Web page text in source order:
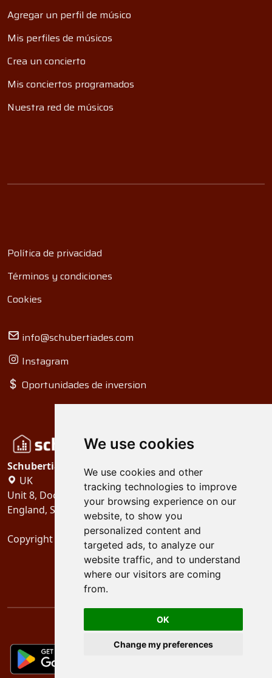
We use cookies
We use cookies and other
tracking technologies to improve
your browsing experience on our
website, to show you
personalized content and
targeted ads, to analyze our
website traffic, and to understand
where our visitors are coming
from.
OK
Change my preferences
Agregar un perfil de músico
Mis perfiles de músicos
Crea un concierto
Mis conciertos programados
Nuestra red de músicos
Política de privacidad
Términos y condiciones
Cookies
info@schubertiades.com
Instagram
Oportunidades de inversion
Schubertiades, Ltd.
UK
Unit 8, Dock Offices, Surrey Quays Road, London
England, SE16 2XU
Copyright 2024 Schubertiades, Ltd.